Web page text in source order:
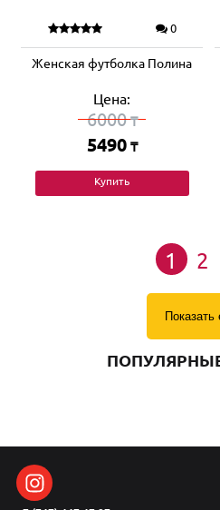
0
Женская футболка Полина
Цена:
6000₸
5490 ₸
Купить
1 2